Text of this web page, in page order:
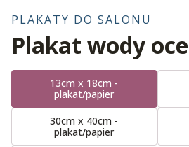
PLAKATY DO SALONU
Plakat wody
13cm x 18cm -
plakat/papier
30cm x 40cm -
plakat/papier